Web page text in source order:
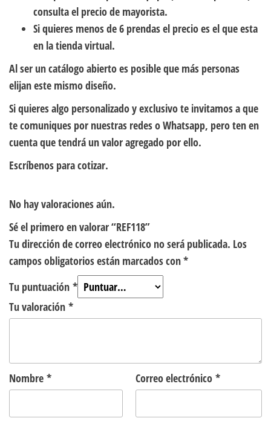
consulta el precio de mayorista.
Si quieres menos de 6 prendas el precio es el que esta
en la tienda virtual.
Al ser un catálogo abierto es posible que más personas
elijan este mismo diseño.
Si quieres algo personalizado y exclusivo te invitamos a que
te comuniques por nuestras redes o Whatsapp, pero ten en
cuenta que tendrá un valor agregado por ello.
Escríbenos para cotizar.
No hay valoraciones aún.
Sé el primero en valorar “REF118”
Tu dirección de correo electrónico no será publicada. Los
campos obligatorios están marcados con*
Tu puntuación *
Tu valoración *
Nombre * Correo electrónico *